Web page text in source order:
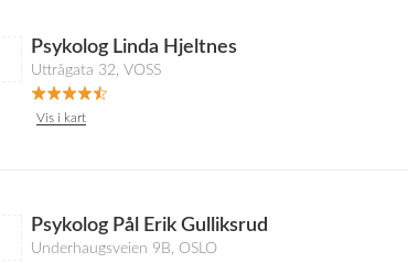
Psykolog Linda Hjeltnes
Uttrågata 32, VOSS
Vis i kart
Psykolog Pål Erik Gulliksrud
Underhaugsveien 9B, OSLO